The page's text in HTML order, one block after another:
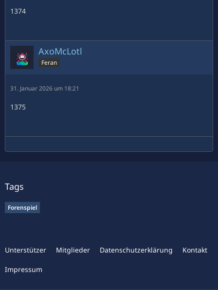
1374
AxoMcLotl
Feran
31. Januar 2026 um 18:21
1375
Tags
Forenspiel
Unterstützer Mitglieder Datenschutzerklärung Kontakt
Impressum